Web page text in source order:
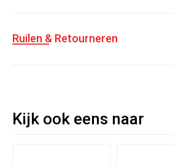
Kruis bandje: over de wreef en
Nikkelvrije verstelbare
Ruilen & Retourneren
Kijk ook eens naar